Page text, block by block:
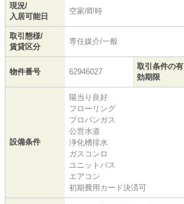
現況/
入居可能日
空家/即時
取引態様/
賃貸区分
専任媒介/一般
物件番号 62946027
取引条件の有
効期限
設備条件
陽当り良好
フローリング
プロパンガス
公営水道
浄化槽排水
ガスコンロ
ユニットバス
エアコン
初期費用カード決済可